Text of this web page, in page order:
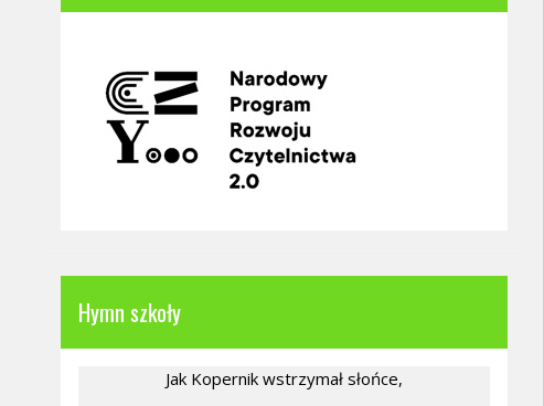
Hymn szkoły
Jak Kopernik wstrzymał słońce,